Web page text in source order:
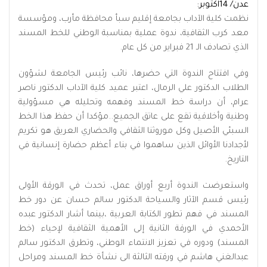
عدن/ 14اكتوبر:
نظمت كلية الآداب بجامعة إقليم سبأ محافظة مأرب، ومؤسسة
معد كرب الثقافية، ندوة عملية بمناسبة الوطني للخط المسند
الذي تصادف الـ 21 فبراير من كل عام.
وفي افتتاح الندوة التي حضرها، نائب رئيس الجامعة لشؤون
الطلاب الدكتور علي الرمال، اعتبر عميد كلية الآداب الدكتور ناصر
عرام، أن دراسة خط المسند وفهمه وتحليله هي مسؤولية
وطنية وأخلاقية تقع على عاتق الجميع..مؤكدا أن حفظ هذا الخط
السبئي الأصيل وكل موروثنا الثقافي والحضاري العريق هو تكريم
لأجدادنا الأوائل الذين ساهموا في بناء أعظم حضارة إنسانية في
التاريخ.
واستعرضت الندوة أربع أوراق عمل، تحدث في الورقة الأولى
رئيس قسم الآثار والسياحة الدكتور سالم حسان عن دور خط
المسند في فهم تطور الكتابة العربية ،بينما أشار الدكتور عبده
الأحمدي في الورقة الثانية إلى الأهمية الثقافية لإحياء (خط
المسند) ودوره في تعزيز الانتماء الوطني، وتطرق الدكتور سالم
عبدالغني هاشم في ورقته الثالثة الى نشأة خط المسند ومراحل